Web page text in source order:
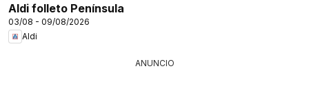
Aldi folleto Península
03/08 - 09/08/2026
Aldi
ANUNCIO